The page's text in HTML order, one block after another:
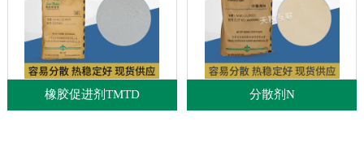
橡胶促进剂TMTD 分散剂N